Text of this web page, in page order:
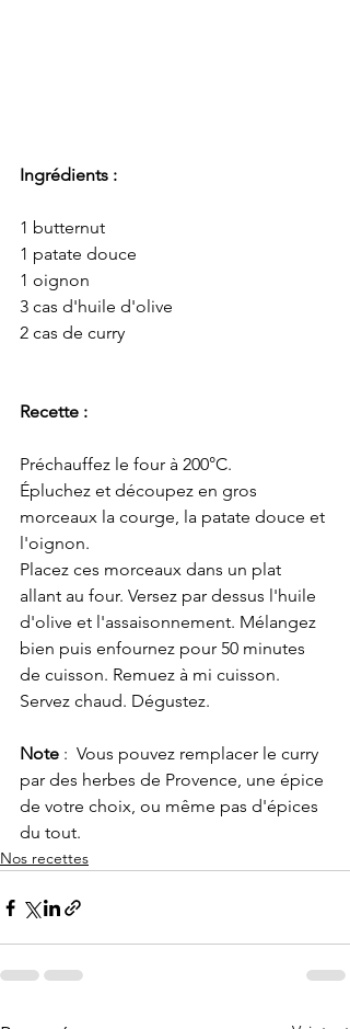
Ingrédients :
1 butternut
1 patate douce
1 oignon
3 cas d'huile d'olive
2 cas de curry
Recette :
Préchauffez le four à 200°C.
Épluchez et découpez en gros
morceaux la courge, la patate douce et
l'oignon.
Placez ces morceaux dans un plat
allant au four. Versez par dessus l'huile
d'olive et l'assaisonnement. Mélangez
bien puis enfournez pour 50 minutes
de cuisson. Remuez à mi cuisson.
Servez chaud. Dégustez.
Note :  Vous pouvez remplacer le curry
par des herbes de Provence, une épice
de votre choix, ou même pas d'épices
du tout.
Nos recettes